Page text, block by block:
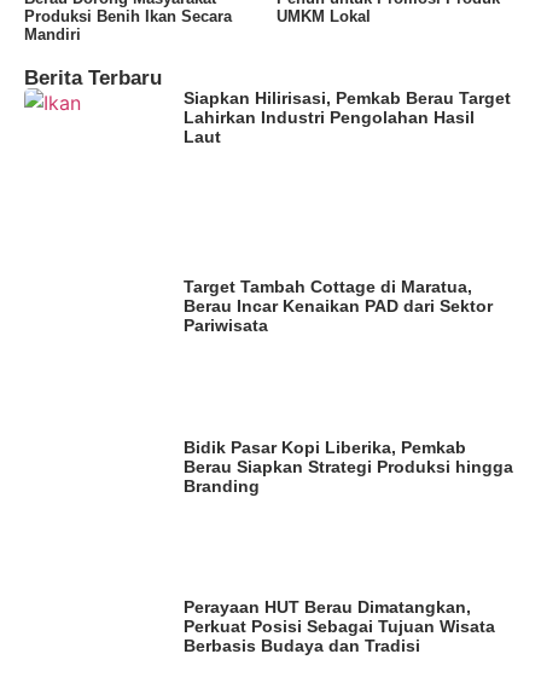
Produksi Benih Ikan Secara
Mandiri
UMKM Lokal
Berita Terbaru
Siapkan Hilirisasi, Pemkab Berau Target
Lahirkan Industri Pengolahan Hasil
Laut
Target Tambah Cottage di Maratua,
Berau Incar Kenaikan PAD dari Sektor
Pariwisata
Bidik Pasar Kopi Liberika, Pemkab
Berau Siapkan Strategi Produksi hingga
Branding
Perayaan HUT Berau Dimatangkan,
Perkuat Posisi Sebagai Tujuan Wisata
Berbasis Budaya dan Tradisi